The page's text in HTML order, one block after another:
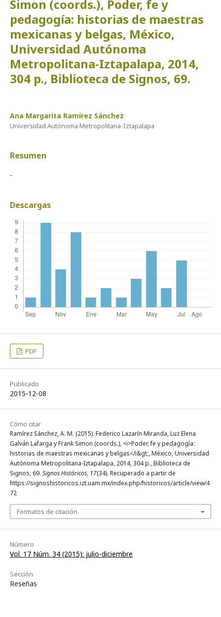
Simon (coords.), Poder, fe y
pedagogía: historias de maestras
mexicanas y belgas, México,
Universidad Autónoma
Metropolitana-Iztapalapa, 2014,
304 p., Biblioteca de Signos, 69.
Ana Margarita Ramírez Sánchez
Universidad Autónoma Metropolitana-Iztapalapa
Resumen
-
Descargas
PDF
Publicado
2015-12-08
Cómo citar
Ramírez Sánchez, A. M. (2015). Federico Lazarín Miranda, Luz Elena
Galván Lafarga y Frank Simon (coords.), <i>Poder, fe y pedagogía:
historias de maestras mexicanas y belgas</i&gt;, México, Universidad
Autónoma Metropolitana-Iztapalapa, 2014, 304 p., Biblioteca de
Signos, 69. Signos Históricos, 17(34). Recuperado a partir de
https://signoshistoricos.izt.uam.mx/index.php/historicos/article/view/4
72
Formatos de citación
Número
Vol. 17 Núm. 34 (2015): julio-diciembre
Sección
Reseñas